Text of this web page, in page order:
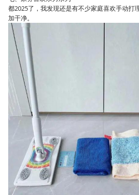
都2025了，我发现还是有不少家庭喜欢手动打
加干净。